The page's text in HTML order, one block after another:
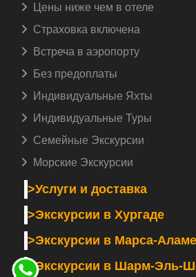
Цены ниже чем в отеле
Страховка включена️
Встреча в аэропорту️
Без предоплаты
Индивидуальные Яхты
Индивидуальные Туры
Семейные Экскурсии
Морские Экскурсии
>Услуги и доставка
>Экскурсии в Хургаде
>Экскурсии в Марса-Аламе
>Экскурсии в Шарм-Эль-